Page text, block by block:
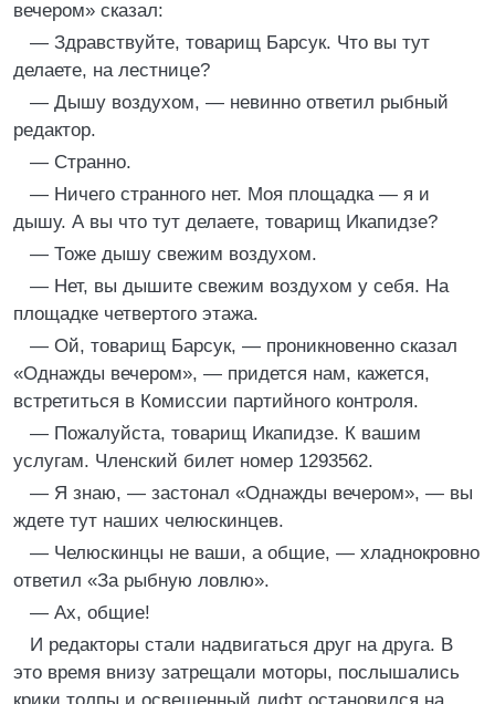
вечером» сказал:
— Здравствуйте, товарищ Барсук. Что вы тут
делаете, на лестнице?
— Дышу воздухом, — невинно ответил рыбный
редактор.
— Странно.
— Ничего странного нет. Моя площадка — я и
дышу. А вы что тут делаете, товарищ Икапидзе?
— Тоже дышу свежим воздухом.
— Нет, вы дышите свежим воздухом у себя. На
площадке четвертого этажа.
— Ой, товарищ Барсук, — проникновенно сказал
«Однажды вечером», — придется нам, кажется,
встретиться в Комиссии партийного контроля.
— Пожалуйста, товарищ Икапидзе. К вашим
услугам. Членский билет номер 1293562.
— Я знаю, — застонал «Однажды вечером», — вы
ждете тут наших челюскинцев.
— Челюскинцы не ваши, а общие, — хладнокровно
ответил «За рыбную ловлю».
— Ах, общие!
И редакторы стали надвигаться друг на друга. В
это время внизу затрещали моторы, послышались